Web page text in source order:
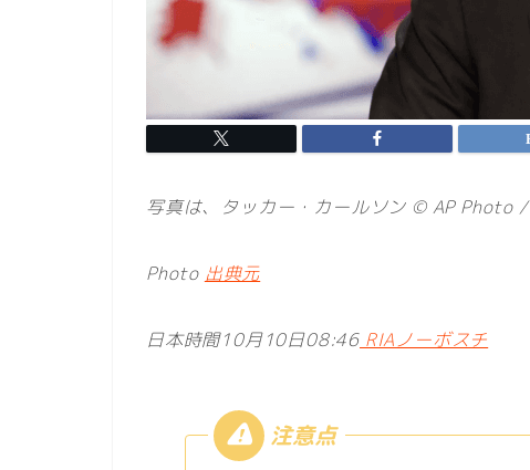
写真は、タッカー・カールソン © AP Photo
Photo 出典元
日本時間10月10日08:46 RIAノーボスチ